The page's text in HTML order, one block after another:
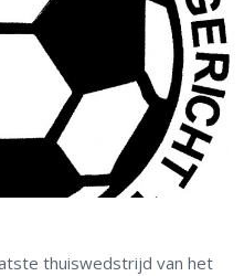
thuiswedstrijd van het